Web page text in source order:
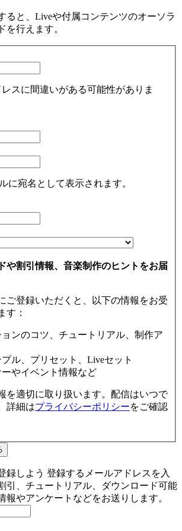
ると、Liveや付属コンテンツのオーソラ
を行えます。
スに間違いがある可能性がありま
に宛名として表示されます。
や割引情報、音楽制作のヒントをお届
ご登録いただくと、以下の情報をお受
す：
ンのコツ、チュートリアル、制作ア
ル、プリセット、Liveセット
ーやイベント情報など
を適切に取り扱います。配信はいつで
詳細はプライバシーポリシーをご確認
録しよう 登録するメールアドレスを入
引、チュートリアル、ダウンロード可能
報やアンケートなどをお送りします。